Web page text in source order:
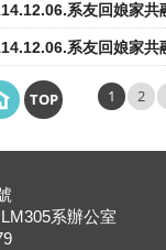
系友回娘家共
系友回娘家共
TOP 1 2
系辦公室